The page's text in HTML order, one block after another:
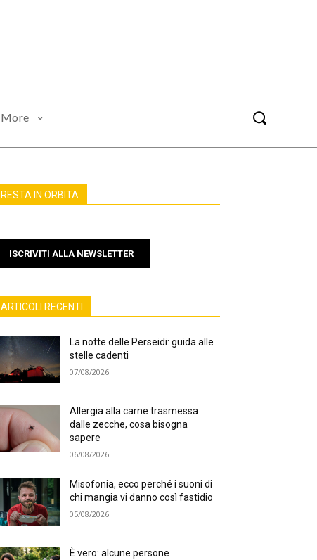
More
RESTA IN ORBITA
ISCRIVITI ALLA NEWSLETTER
ARTICOLI RECENTI
La notte delle Perseidi: guida alle
stelle cadenti
07/08/2026
Allergia alla carne trasmessa
dalle zecche, cosa bisogna
sapere
06/08/2026
Misofonia, ecco perché i suoni di
chi mangia vi danno così fastidio
05/08/2026
È vero: alcune persone